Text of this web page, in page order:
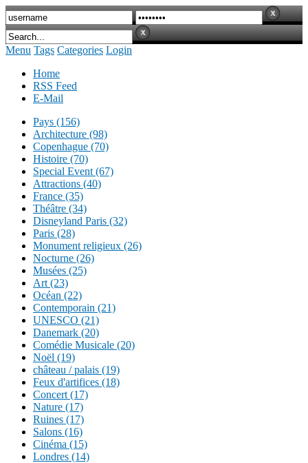
Menu Tags Categories Login
Home
RSS Feed
E-Mail
Pays (156)
Architecture (98)
Copenhague (70)
Histoire (70)
Special Event (67)
Attractions (40)
France (35)
Théâtre (34)
Disneyland Paris (32)
Paris (28)
Monument religieux (26)
Nocturne (26)
Musées (25)
Art (23)
Océan (22)
Contemporain (21)
UNESCO (21)
Danemark (20)
Comédie Musicale (20)
Noël (19)
château / palais (19)
Feux d'artifices (18)
Concert (17)
Nature (17)
Ruines (17)
Salons (16)
Cinéma (15)
Londres (14)